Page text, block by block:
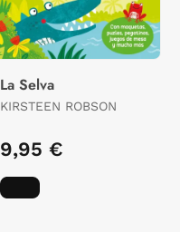
La Selva
KIRSTEEN ROBSON
9,95 €